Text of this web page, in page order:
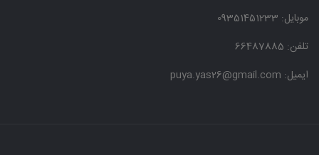
موبایل:
تلفن: 66487885
ایمیل: puya.yas26@gmail.com